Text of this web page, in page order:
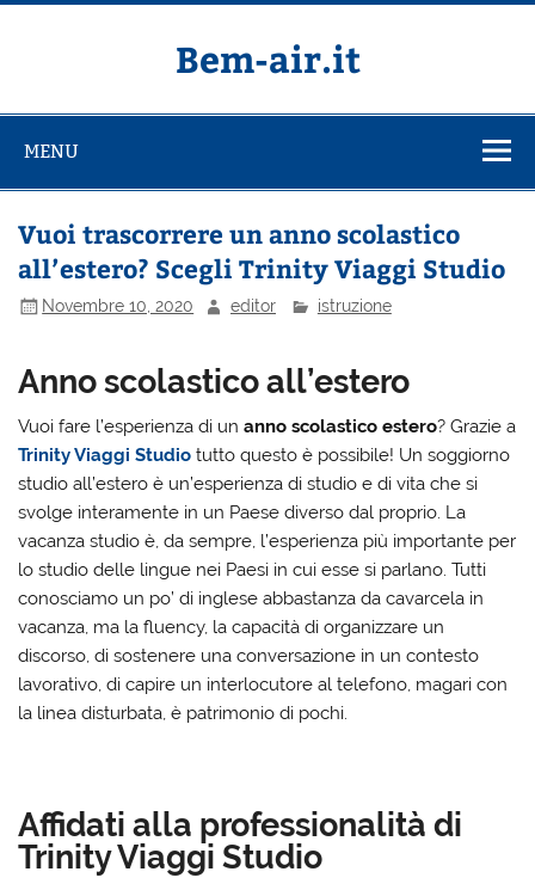
Salta
Bem-air.it
MENU
Vuoi trascorrere un anno scolastico
all’estero? Scegli Trinity Viaggi Studio
Novembre 10, 2020 editor istruzione
Anno scolastico all’estero
Vuoi fare l’esperienza di unanno scolastico estero? Grazie a
Trinity Viaggi Studio tutto questo è possibile! Un soggiorno
studio all’estero è un’esperienza di studio e di vita che si
svolge interamente in un Paese diverso dal proprio. La
vacanza studio è, da sempre, l’esperienza più importante per
lo studio delle lingue nei Paesi in cui esse si parlano. Tutti
conosciamo un po’ di inglese abbastanza da cavarcela in
vacanza, ma la fluency, la capacità di organizzare un
discorso, di sostenere una conversazione in un contesto
lavorativo, di capire un interlocutore al telefono, magari con
la linea disturbata, è patrimonio di pochi.
Affidati alla professionalità di
Trinity Viaggi Studio